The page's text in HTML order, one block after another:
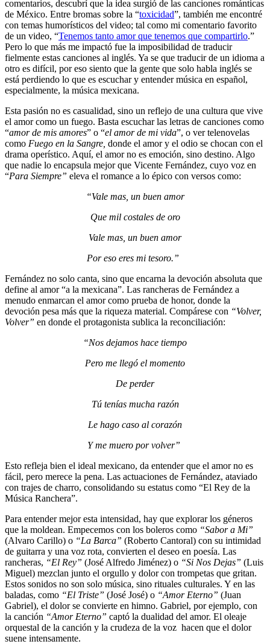
comentarios, descubrí que la idea surgió de las canciones románticas
de México. Entre bromas sobre la “toxicidad”, también me encontré
con temas humorísticos del video; tal como mi comentario favorito
de un video, “Tenemos tanto amor que tenemos que compartirlo.”
Pero lo que más me impactó fue la imposibilidad de traducir
fielmente estas canciones al inglés. Ya se que traducir de un idioma a
otro es difícil, por eso siento que la gente que solo habla inglés se
está perdiendo lo que es escuchar y entender música en español,
especialmente, la música mexicana.
Esta pasión no es casualidad, sino un reflejo de una cultura que vive
el amor como un fuego. Basta escuchar las letras de canciones como
“amor de mis amores” o “el amor de mi vida”, o ver telenovelas
como Fuego en la Sangre, donde el amor y el odio se chocan con el
drama operístico. Aquí, el amor no es emoción, sino destino. Algo
que nadie lo encapsula mejor que Vicente Fernández, cuyo voz en
“Para Siempre” eleva el romance a lo épico con versos como:
“Vale mas, un buen amor
Que mil costales de oro
Vale mas, un buen amor
Por eso eres mi tesoro.”
Fernández no solo canta, sino que encarna la devoción absoluta que
define al amor “a la mexicana”. Las rancheras de Fernández a
menudo enmarcan el amor como prueba de honor, donde la
devoción pesa más que la riqueza material. Compárese con “Volver,
Volver” en donde el protagonista sublica la reconciliación:
“Nos dejamos hace tiempo
Pero me llegó el momento
De perder
Tú tenías mucha razón
Le hago caso al corazón
Y me muero por volver”
Esto refleja bien el ideal mexicano, da entender que el amor no es
fácil, pero merece la pena. Las actuaciones de Fernández, ataviado
con trajes de charro, consolidando su estatus como “El Rey de la
Música Ranchera”.
Para entender mejor esta intensidad, hay que explorar los géneros
que la moldean. Empecemos con los boleros como “Sabor a Mi”
(Alvaro Carillo) o “La Barca” (Roberto Cantoral) con su intimidad
de guitarra y una voz rota, convierten el deseo en poesía. Las
rancheras, “El Rey” (José Alfredo Jiménez) o “Si Nos Dejas” (Luis
Miguel) mezclan junto el orgullo y dolor con trompetas que gritan.
Estos sonidos no son solo música, sino rituales culturales. Y en las
baladas, como “El Triste” (José José) o “Amor Eterno” (Juan
Gabriel), el dolor se convierte en himno. Gabriel, por ejemplo, con
la canción “Amor Eterno” captó la dualidad del amor. El oleaje
orquestal de la canción y la crudeza de la voz hacen que el dolor
suene intensamente.